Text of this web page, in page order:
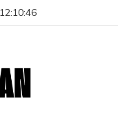
12:10:46